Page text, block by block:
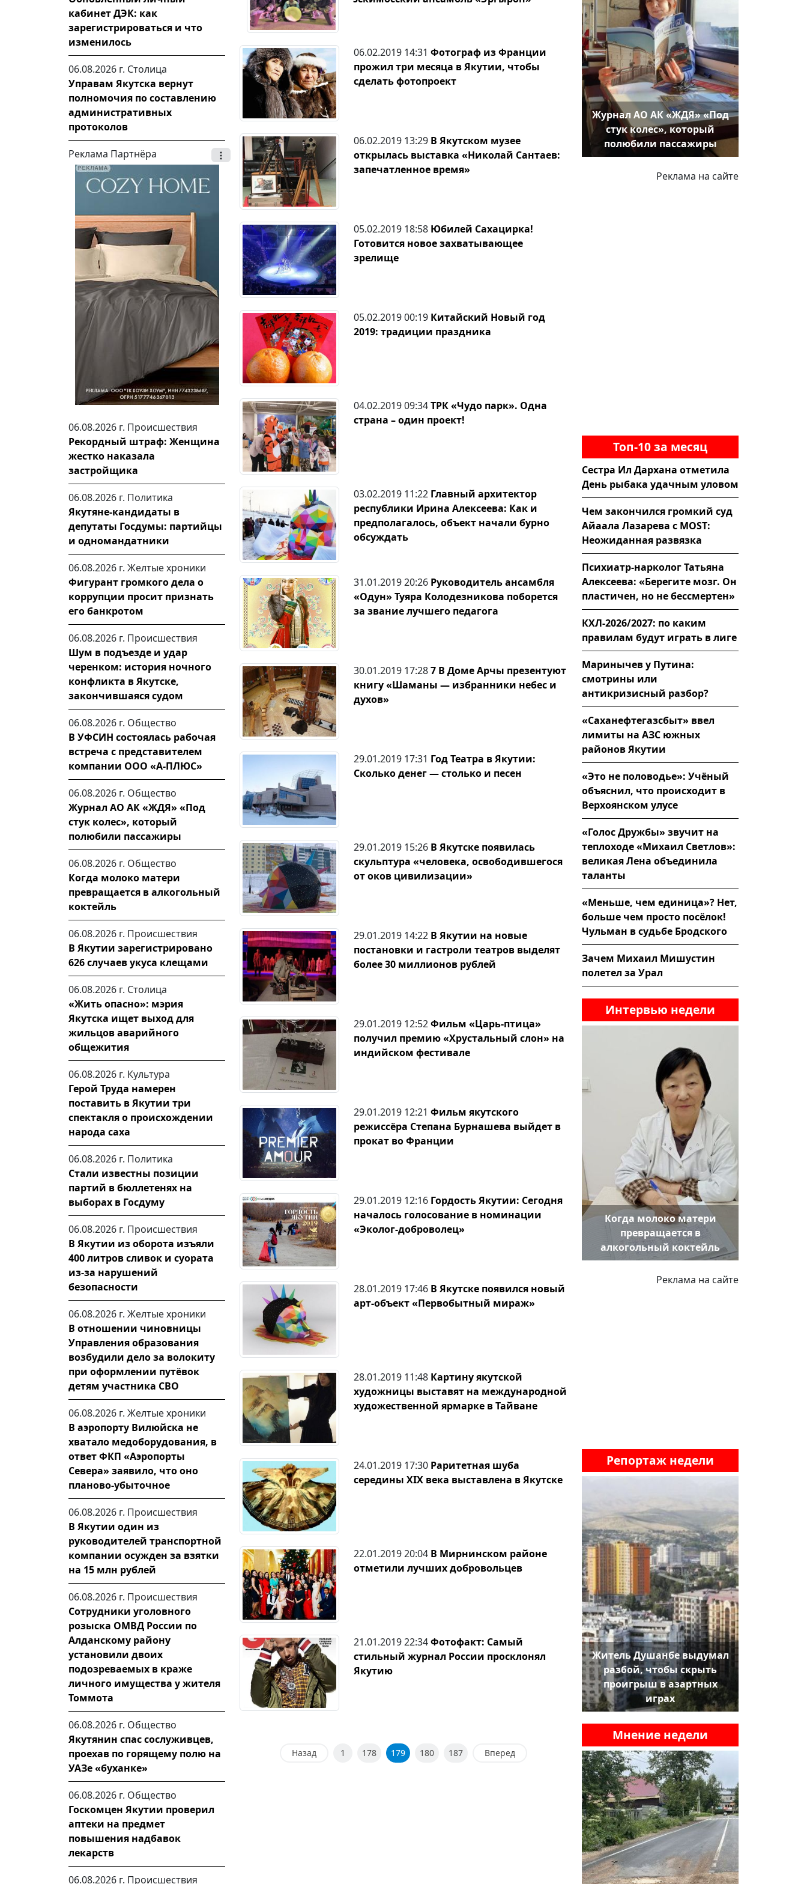
кабинет ДЭК: как
зарегистрироваться и что
изменилось
06.08.2026 г. Столица
Управам Якутска вернут
полномочия по составлению
административных
протоколов
Реклама Партнёра
06.08.2026 г. Происшествия
Рекордный штраф: Женщина
жестко наказала
застройщика
06.08.2026 г. Политика
Якутяне-кандидаты в
депутаты Госдумы: партийцы
и одномандатники
06.08.2026 г. Желтые хроники
Фигурант громкого дела о
коррупции просит признать
его банкротом
06.08.2026 г. Происшествия
Шум в подъезде и удар
черенком: история ночного
конфликта в Якутске,
закончившаяся судом
06.08.2026 г. Общество
В УФСИН состоялась рабочая
встреча с представителем
компании ООО «А-ПЛЮС»
06.08.2026 г. Общество
Журнал АО АК «ЖДЯ» «Под
стук колес», который
полюбили пассажиры
06.08.2026 г. Общество
Когда молоко матери
превращается в алкогольный
коктейль
06.08.2026 г. Происшествия
В Якутии зарегистрировано
626 случаев укуса клещами
06.08.2026 г. Столица
«Жить опасно»: мэрия
Якутска ищет выход для
жильцов аварийного
общежития
06.08.2026 г. Культура
Герой Труда намерен
поставить в Якутии три
спектакля о происхождении
народа саха
06.08.2026 г. Политика
Стали известны позиции
партий в бюллетенях на
выборах в Госдуму
06.08.2026 г. Происшествия
В Якутии из оборота изъяли
400 литров сливок и суората
из-за нарушений
безопасности
06.08.2026 г. Желтые хроники
В отношении чиновницы
Управления образования
возбудили дело за волокиту
при оформлении путёвок
детям участника СВО
06.08.2026 г. Желтые хроники
В аэропорту Вилюйска не
хватало медоборудования, в
ответ ФКП «Аэропорты
Севера» заявило, что оно
планово-убыточное
06.08.2026 г. Происшествия
В Якутии один из
руководителей транспортной
компании осужден за взятки
на 15 млн рублей
06.08.2026 г. Происшествия
Сотрудники уголовного
розыска ОМВД России по
Алданскому району
установили двоих
подозреваемых в краже
личного имущества у жителя
Томмота
06.08.2026 г. Общество
Якутянин спас сослуживцев,
проехав по горящему полю на
УАЗе «буханке»
06.08.2026 г. Общество
Госкомцен Якутии проверил
аптеки на предмет
повышения надбавок
лекарств
06.08.2026 г. Происшествия
06.02.2019 14:31 Фотограф из Франции
прожил три месяца в Якутии, чтобы
сделать фотопроект
06.02.2019 13:29 В Якутском музее
открылась выставка «Николай Сантаев:
запечатленное время»
05.02.2019 18:58 Юбилей Сахацирка!
Готовится новое захватывающее
зрелище
05.02.2019 00:19 Китайский Новый год
2019: традиции праздника
04.02.2019 09:34ТРК «Чудо парк». Одна
страна – один проект!
03.02.2019 11:22 Главный архитектор
республики Ирина Алексеева: Как и
предполагалось, объект начали бурно
обсуждать
31.01.2019 20:26 Руководитель ансамбля
«Одун» Туяра Колодезникова поборется
за звание лучшего педагога
30.01.2019 17:287 В Доме Арчы презентуют
книгу «Шаманы — избранники небес и
духов»
29.01.2019 17:31 Год Театра в Якутии:
Сколько денег — столько и песен
29.01.2019 15:26 В Якутске появилась
скульптура «человека, освободившегося
от оков цивилизации»
29.01.2019 14:22 В Якутии на новые
постановки и гастроли театров выделят
более 30 миллионов рублей
29.01.2019 12:52Фильм «Царь-птица»
получил премию «Хрустальный слон» на
индийском фестивале
29.01.2019 12:21 Фильм якутского
режиссёра Степана Бурнашева выйдет в
прокат во Франции
29.01.2019 12:16 Гордость Якутии: Сегодня
началось голосование в номинации
«Эколог-доброволец»
28.01.2019 17:46 В Якутске появился новый
арт-объект «Первобытный мираж»
28.01.2019 11:48 Картину якутской
художницы выставят на международной
художественной ярмарке в Тайване
24.01.2019 17:30 Раритетная шуба
середины XIX века выставлена в Якутске
22.01.2019 20:04 В Мирнинском районе
отметили лучших добровольцев
21.01.2019 22:34Фотофакт: Самый
стильный журнал России просклонял
Якутию
Назад 1 178 179 180 187 Вперед
Журнал АО АК «ЖДЯ» «Под
стук колес», который
полюбили пассажиры
Реклама на сайте
Топ-10 за месяц
Сестра Ил Дархана отметила
День рыбака удачным уловом
Чем закончился громкий суд
Айаала Лазарева с MOST:
Неожиданная развязка
Психиатр-нарколог Татьяна
Алексеева: «Берегите мозг. Он
пластичен, но не бессмертен»
КХЛ-2026/2027: по каким
правилам будут играть в лиге
Маринычев у Путина:
смотрины или
антикризисный разбор?
«Саханефтегазсбыт» ввел
лимиты на АЗС южных
районов Якутии
«Это не половодье»: Учёный
объяснил, что происходит в
Верхоянском улусе
«Голос Дружбы» звучит на
теплоходе «Михаил Светлов»:
великая Лена объединила
таланты
«Меньше, чем единица»? Нет,
больше чем просто посёлок!
Чульман в судьбе Бродского
Зачем Михаил Мишустин
полетел за Урал
Интервью недели
Когда молоко матери
превращается в
алкогольный коктейль
Реклама на сайте
Репортаж недели
Житель Душанбе выдумал
разбой, чтобы скрыть
проигрыш в азартных
играх
Мнение недели